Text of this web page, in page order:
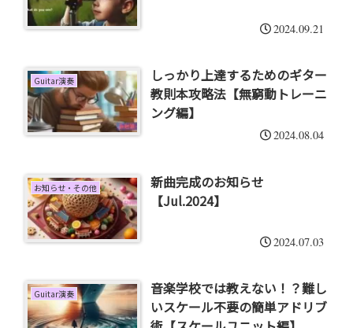
2024.09.21
Guitar演奏
しっかり上達するためのギター
教則本攻略法【無窮動トレーニ
ング編】
2024.08.04
お知らせ・その他
新曲完成のお知らせ
【Jul.2024】
2024.07.03
Guitar演奏
音楽学校では教えない！？難し
いスケール不要の簡単アドリブ